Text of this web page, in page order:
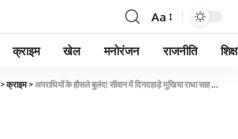
Aa
क्राइम खेल मनोरंजन राजनीति
>क्राइम>अपराधियों के हौसले बुलंद! सीवान में दिनदहाड़े मुखिया राधा साह की गोली मारकर हत्या